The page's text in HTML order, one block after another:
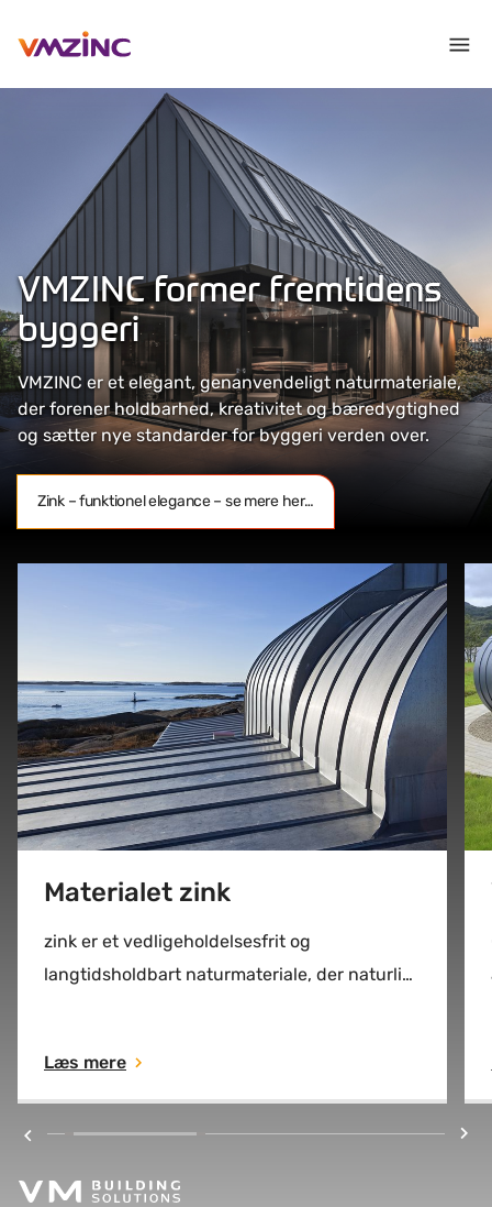
VMZINC former fremtidens
byggeri
VMZINC er et elegant, genanvendeligt naturmateriale,
der forener holdbarhed, kreativitet og bæredygtighed
og sætter nye standarder for byggeri verden over.
Zink – funktionel elegance – se mere her…
Materialet zink
zink er et vedligeholdelsesfrit og
langtidsholdbart naturmateriale, der naturligt
Læs mere